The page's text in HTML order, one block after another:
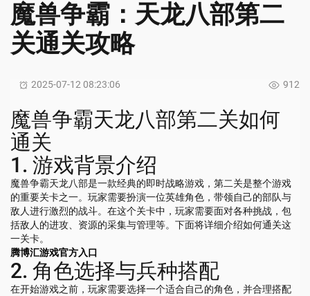
魔兽争霸：天龙八部第二
关通关攻略
2025-07-12 08:23:06 912
魔兽争霸天龙八部第二关如何
通关
1. 游戏背景介绍
魔兽争霸天龙八部是一款经典的即时战略游戏，第二关是整个游戏
的重要关卡之一。玩家需要扮演一位英雄角色，带领自己的部队与
敌人进行激烈的战斗。在这个关卡中，玩家需要面对各种挑战，包
括敌人的进攻、资源的采集与管理等。下面将详细介绍如何通关这
一关卡。
腾博汇游戏官方入口
2. 角色选择与兵种搭配
在开始游戏之前，玩家需要选择一个适合自己的角色，并合理搭配